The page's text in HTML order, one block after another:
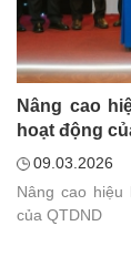
Nâng cao
hoạt động
09.03.2026
Nâng cao
của QTDND